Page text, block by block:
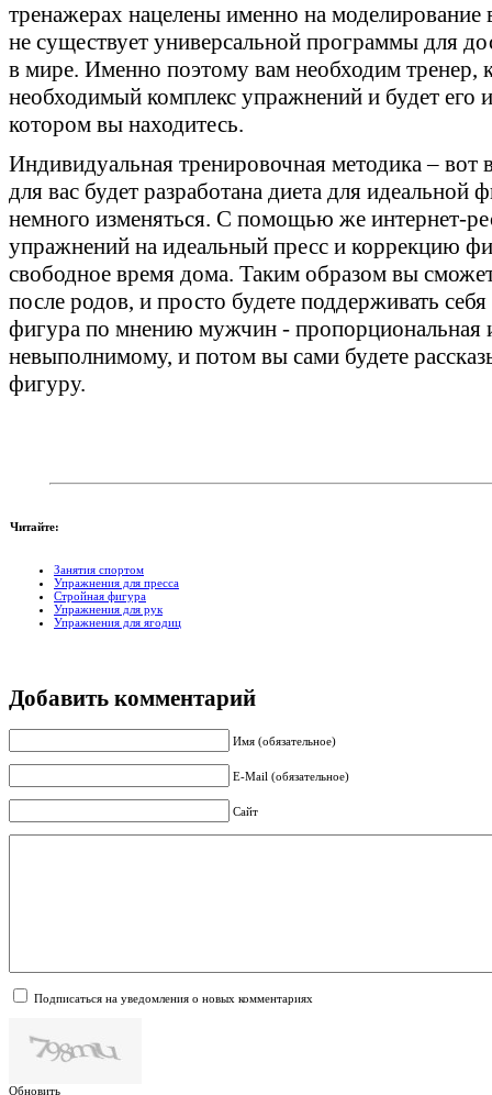
тренажерах нацелены именно на
не существует универсальной программы для
в мире. Именно поэтому вам необходим тренер,
необходимый комплекс упражнений и будет его
котором вы находитесь.
Индивидуальная тренировочная методика – вот
для вас будет разработана диета для
немного изменяться. С помощью же интернет-
упражнений на идеальный пресс и коррекцию
свободное время дома. Таким образом вы
после родов, и просто будете поддерживать
фигура по мнению мужчин - пропорциональная
невыполнимому, и потом вы сами будете
фигуру.
Читайте:
Занятия спортом
Упражнения для пресса
Стройная фигура
Упражнения для рук
Упражнения для ягодиц
Добавить комментарий
Имя (обязательное)
E-Mail (обязательное)
Сайт
Подписаться на уведомления о новых комментариях
Обновить